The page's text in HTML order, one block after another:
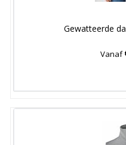
Gewatteerde
Vanaf